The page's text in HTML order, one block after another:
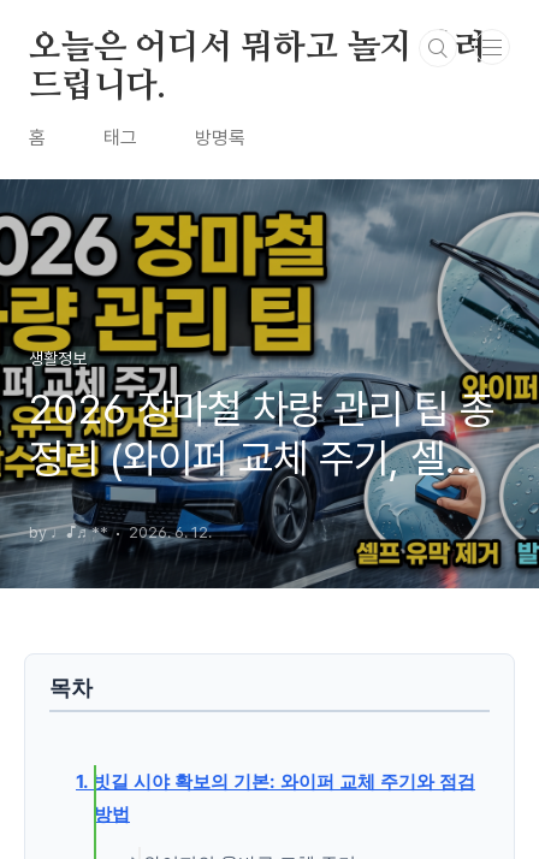
오늘은 어디서 뭐하고 놀지 알려
드립니다.
홈 태그 방명록
생활정보
2026 장마철 차량 관리 팁 총
정리 (와이퍼 교체 주기, 셀프
유막 제거법 및 발수코팅)
by ♩♪♬** 2026. 6. 12.
목차
1. 빗길 시야 확보의 기본: 와이퍼 교체 주기와 점검
방법